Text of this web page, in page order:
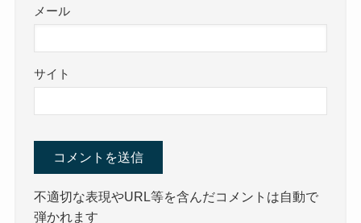
メール
サイト
不適切な表現やURL等を含んだコメントは自動で
弾かれます